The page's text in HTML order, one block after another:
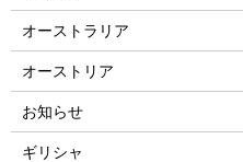
オーストラリア
オーストリア
お知らせ
ギリシャ